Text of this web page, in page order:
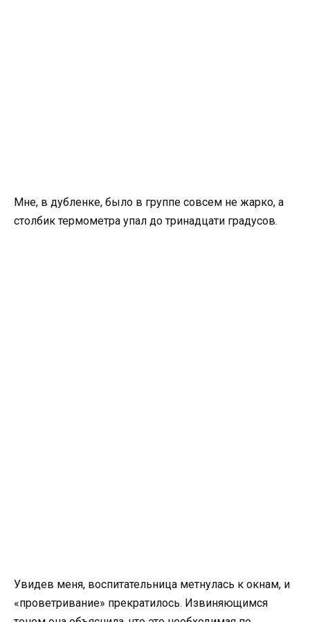
Мне, в дубленке, было в группе совсем не жарко, а
столбик термометра упал до тринадцати градусов.
Увидев меня, воспитательница метнулась к окнам, и
«проветривание» прекратилось. Извиняющимся